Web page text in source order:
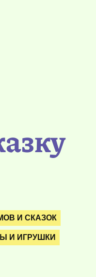
И СКАЗОК
И ИГРУШКИ